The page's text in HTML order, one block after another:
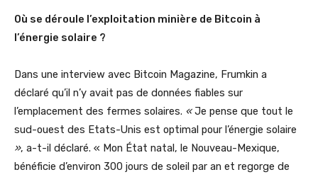
Où se déroule l’exploitation minière de Bitcoin à
l’énergie solaire ?
Dans une interview avec Bitcoin Magazine, Frumkin a
déclaré qu’il n’y avait pas de données fiables sur
l’emplacement des fermes solaires. «Je pense que tout le
sud-ouest des Etats-Unis est optimal pour l’énergie solaire
», a-t-il déclaré. « Mon État natal, le Nouveau-Mexique,
bénéficie d’environ 300 jours de soleil par an et regorge de